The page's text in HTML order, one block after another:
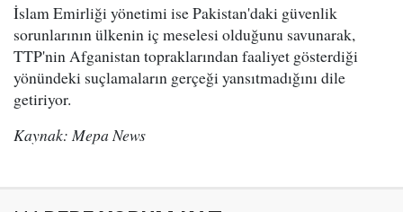
İslam Emirliği yönetimi ise Pakistan'daki güvenlik
sorunlarının ülkenin iç meselesi olduğunu savunarak,
TTP'nin Afganistan topraklarından faaliyet gösterdiği
yönündeki suçlamaların gerçeği yansıtmadığını dile
getiriyor.
Kaynak: Mepa News